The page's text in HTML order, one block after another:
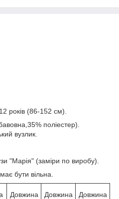
років (86-152 см).
поліестер).
вузлик.
"Марія" (заміри по виробу).
бути вільна.
Довжина
Довжина
Довжина